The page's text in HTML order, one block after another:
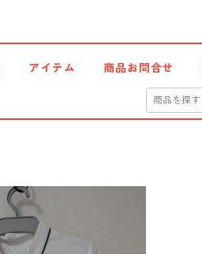
アイテム 商品お問合せ